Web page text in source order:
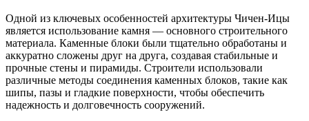
Одной из ключевых особенностей архитектуры Чичен-Ицы
является использование камня — основного строительного
материала. Каменные блоки были тщательно обработаны и
аккуратно сложены друг на друга, создавая стабильные и
прочные стены и пирамиды. Строители использовали
различные методы соединения каменных блоков, такие как
шипы, пазы и гладкие поверхности, чтобы обеспечить
надежность и долговечность сооружений.